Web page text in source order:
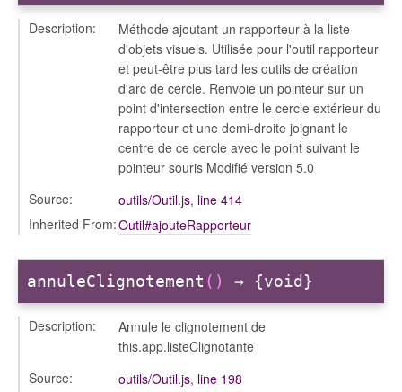
Description:
Méthode ajoutant un rapporteur à la liste
d'objets visuels. Utilisée pour l'outil rapporteur
et peut-être plus tard les outils de création
d'arc de cercle. Renvoie un pointeur sur un
point d'intersection entre le cercle extérieur du
rapporteur et une demi-droite joignant le
centre de ce cercle avec le point suivant le
pointeur souris Modifié version 5.0
Source:
outils/Outil.js, line 414
Inherited From:Outil#ajouteRapporteur
annuleClignotement () → {void}
Description:
Annule le clignotement de
this.app.listeClignotante
Source:
outils/Outil.js, line 198